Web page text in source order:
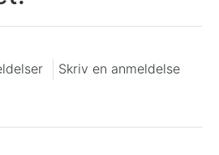
Skriv en anmeldelse